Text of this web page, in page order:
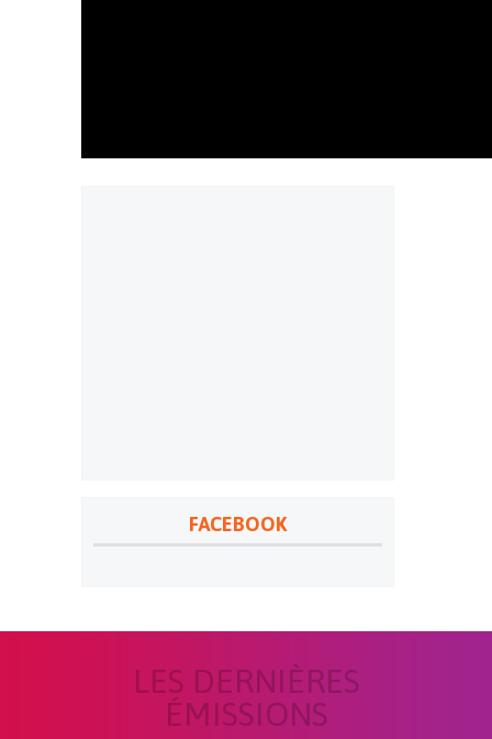
FACEBOOK
LES DERNIÈRES
ÉMISSIONS